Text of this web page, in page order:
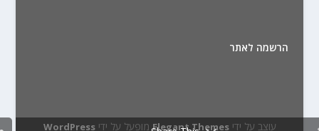
הרשמה לאתר
עוצב על ידיElegant Themesמופעל על ידיWordPress